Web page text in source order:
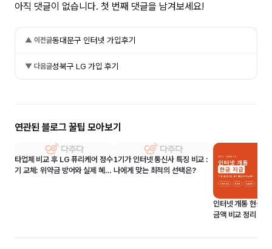
아직 댓글이 없습니다. 첫 번째 댓글을 남겨보세요!
▲ 이전글동대문구 인터넷 가입후기
▼ 다음글성북구 LG 가입 후기
연관된 블로그 꿀팁 모아보기
타업체 비교 후 LG 퓨리케어 정수
기 교체: 위약금 방어와 실제 혜택
1기가 인터넷 통신사 특징 비교 :
나에게 맞는 최적의 선택은?
인터넷 개통 현금
금액 비교 정리